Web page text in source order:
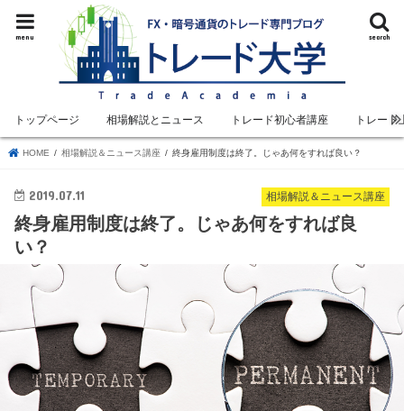
search
menu
トップページ 相場解説とニュース トレード初心者講座 トレード
HOME 相場解説＆ニュース講座 終身雇用制度は終了。じゃあ何をすれば良い？
相場解説＆ニュース講座
2019.07.11
終身雇用制度は終了。じゃあ何をすれば良
い？